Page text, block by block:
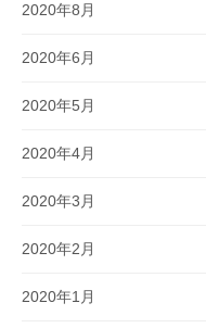
2020年8月
2020年6月
2020年5月
2020年4月
2020年3月
2020年2月
2020年1月